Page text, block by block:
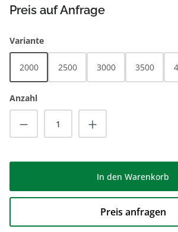
Preis auf Anfrage
Varianteauswählen
2000 2500 3000 3500
Anzahl
Produkt Anzahl: Gib den
In den Warenkorb
Preis anfragen